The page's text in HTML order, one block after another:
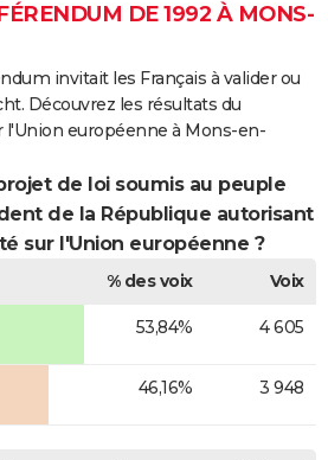
DE 1992 À MONS-
invitait les Français à valider ou
Découvrez les résultats du
l'Union européenne à Mons-en-
de loi soumis au peuple
de la République autorisant
sur l'Union européenne ?
% des voix
Voix
53,84% 4 605
46,16% 3 948